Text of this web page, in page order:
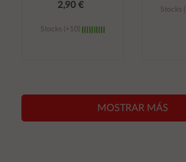
2,90 €
Stocks (+10)
Stocks
MOSTRAR MÁS